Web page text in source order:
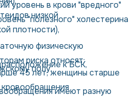
уровень в крови "вредного"
низкой
"полезного" холестерина
плотности),
физическую
риска относят:
к БСК,
полу,
45 лет, женщины старше
имеют разную